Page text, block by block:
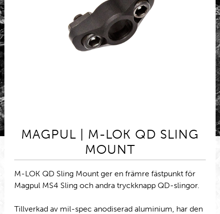
MAGPUL | M-LOK QD SLING
MOUNT
M-LOK QD Sling Mount ger en främre fästpunkt för
Magpul MS4 Sling och andra tryckknapp QD-slingor.
Tillverkad av mil-spec anodiserad aluminium, har den